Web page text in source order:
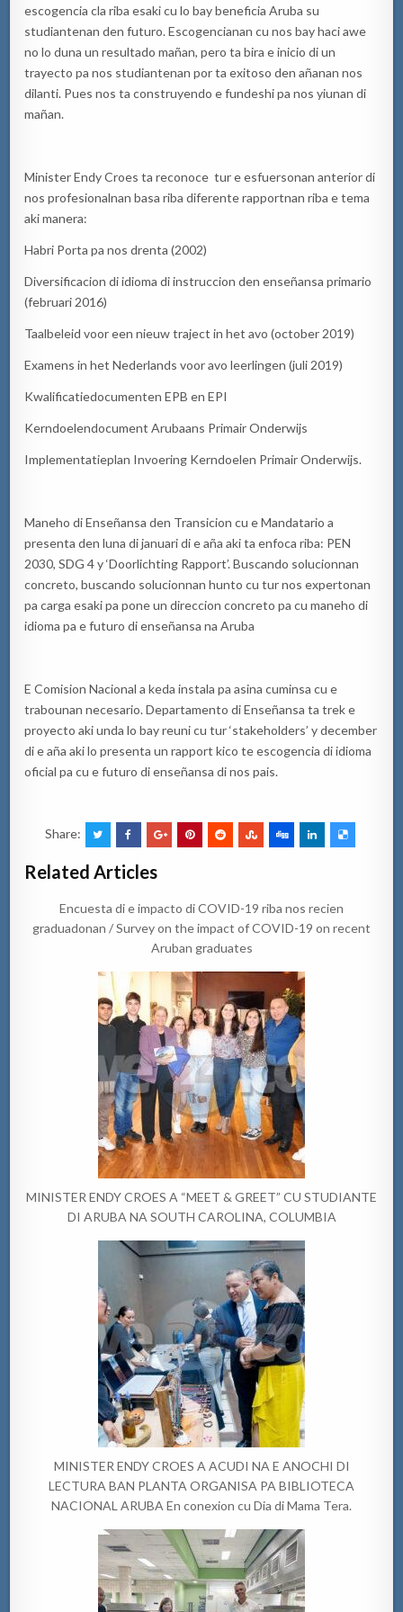
escogencia cla riba esaki cu lo bay beneficia Aruba su
studiantenan den futuro. Escogencianan cu nos bay haci awe
no lo duna un resultado mañan, pero ta bira e inicio di un
trayecto pa nos studiantenan por ta exitoso den añanan nos
dilanti. Pues nos ta construyendo e fundeshi pa nos yiunan di
mañan.
Minister Endy Croes ta reconoce tur e esfuersonan anterior di
nos profesionalnan basa riba diferente rapportnan riba e tema
aki manera:
Habri Porta pa nos drenta (2002)
Diversificacion di idioma di instruccion den enseñansa primario
(februari 2016)
Taalbeleid voor een nieuw traject in het avo (october 2019)
Examens in het Nederlands voor avo leerlingen (juli 2019)
Kwalificatiedocumenten EPB en EPI
Kerndoelendocument Arubaans Primair Onderwijs
Implementatieplan Invoering Kerndoelen Primair Onderwijs.
Maneho di Enseñansa den Transicion cu e Mandatario a
presenta den luna di januari di e aña aki ta enfoca riba: PEN
2030, SDG 4 y ‘Doorlichting Rapport’. Buscando solucionnan
concreto, buscando solucionnan hunto cu tur nos expertonan
pa carga esaki pa pone un direccion concreto pa cu maneho di
idioma pa e futuro di enseñansa na Aruba
E Comision Nacional a keda instala pa asina cuminsa cu e
trabounan necesario. Departamento di Enseñansa ta trek e
proyecto aki unda lo bay reuni cu tur ‘stakeholders’ y december
di e aña aki lo presenta un rapport kico te escogencia di idioma
oficial pa cu e futuro di enseñansa di nos pais.
Share:
Related Articles
Encuesta di e impacto di COVID-19 riba nos recien
graduadonan / Survey on the impact of COVID-19 on recent
Aruban graduates
MINISTER ENDY CROES A “MEET & GREET” CU STUDIANTE
DI ARUBA NA SOUTH CAROLINA, COLUMBIA
MINISTER ENDY CROES A ACUDI NA E ANOCHI DI
LECTURA BAN PLANTA ORGANISA PA BIBLIOTECA
NACIONAL ARUBA En conexion cu Dia di Mama Tera.